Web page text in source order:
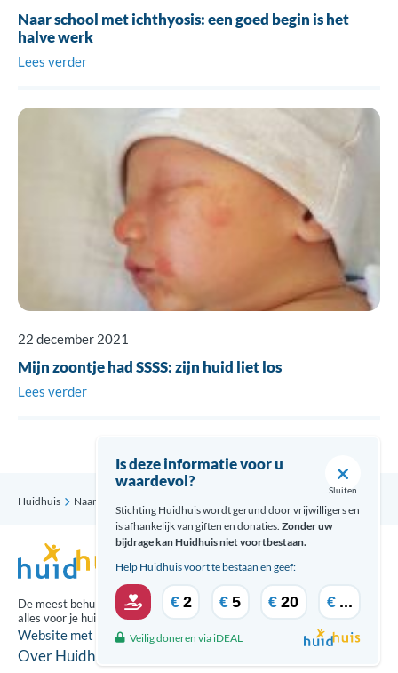
Naar school met ichthyosis: een goed begin is het
halve werk
Lees verder
22 december 2021
Mijn zoontje had SSSS: zijn huid liet los
Lees verder
Huidhuis Naar school met Ichthyosis: in korte broek?!
De meest behulpzame updates over
alles voor je huid ontvang je via:
Website met zorg gecreeërd door
Over Huidhuis
Is deze informatie voor u
waardevol?
Sluiten
Stichting Huidhuis wordt gerund door vrijwilligers en
is afhankelijk van giften en donaties. Zonder uw
bijdrage kan Huidhuis niet voortbestaan.
Help Huidhuis voort te bestaan en geef:
€ 2 € 5 € 20 € ...
Veilig doneren via iDEAL